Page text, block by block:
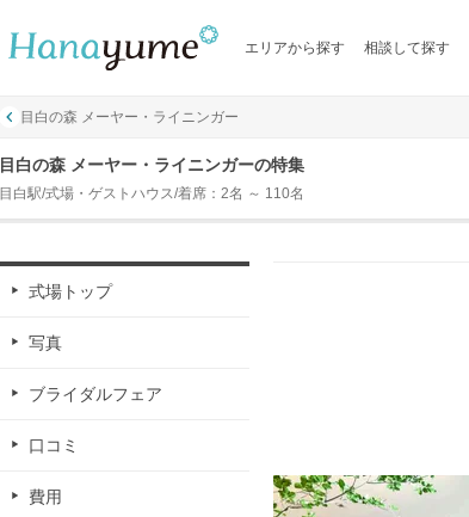
エリアから探す 相談して探す
目白の森 メーヤー・ライニンガー
目白の森 メーヤー・ライニンガーの特集
目白駅/式場・ゲストハウス/着席：2名 ～ 110名
式場トップ
写真
ブライダルフェア
口コミ
費用